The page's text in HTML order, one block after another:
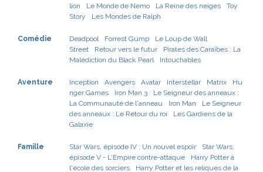
lion
Le Monde de Nemo La Reine des neiges
Toy
Story
Les Mondes de Ralph
Comédie Deadpool Forrest Gump
Le Loup de Wall
Street
Retour vers le futur
Pirates des Caraïbes : La
Malédiction du Black Pearl
Intouchables
Aventure Inception Avengers Avatar Interstellar Matrix
Hu
nger Games
Iron Man 3
Le Seigneur des anneaux :
La Communauté de l'anneau
Iron Man
Le Seigneur
des anneaux : Le Retour du roi
Les Gardiens de la
Galaxie
Famille Star Wars, épisode IV : Un nouvel espoir
Star Wars,
épisode V - L'Empire contre-attaque
Harry Potter à
l'école des sorciers
Harry Potter et les reliques de la